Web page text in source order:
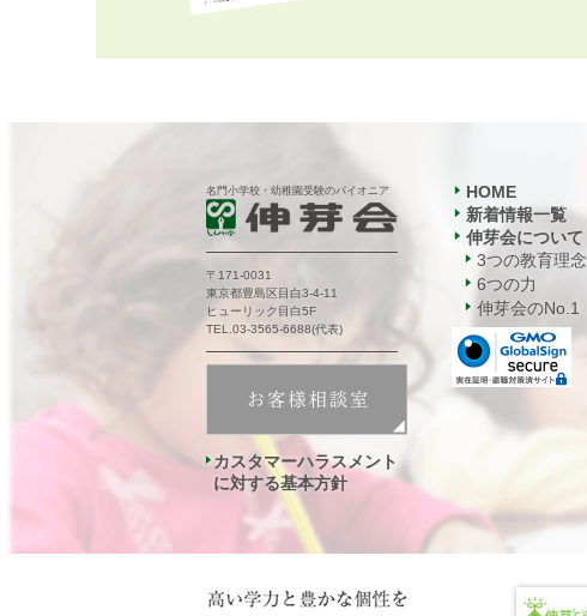
名門小学校・幼稚園受験のパイオニア
〒171-0031
東京都豊島区目白3-4-11
ヒューリック目白5F
TEL.03-3565-6688(代表)
カスタマーハラスメント
に対する基本方針
HOME
新着情報一覧
伸芽会について
3つの教育理念
6つの力
伸芽会のNo.1